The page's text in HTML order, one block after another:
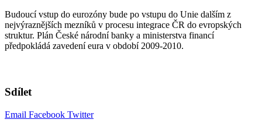
Budoucí vstup do eurozóny bude po vstupu do Unie dalším z
nejvýraznějších mezníků v procesu integrace ČR do evropských
struktur. Plán České národní banky a ministerstva financí
předpokládá zavedení eura v období 2009-2010.
Sdílet
Email Facebook Twitter